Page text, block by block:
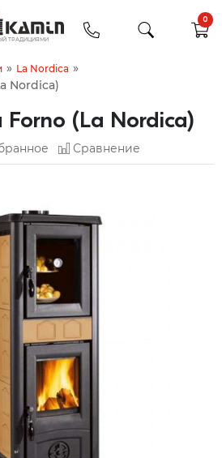
0
» La Nordica »
Nordica)
Forno (La Nordica)
Сравнение